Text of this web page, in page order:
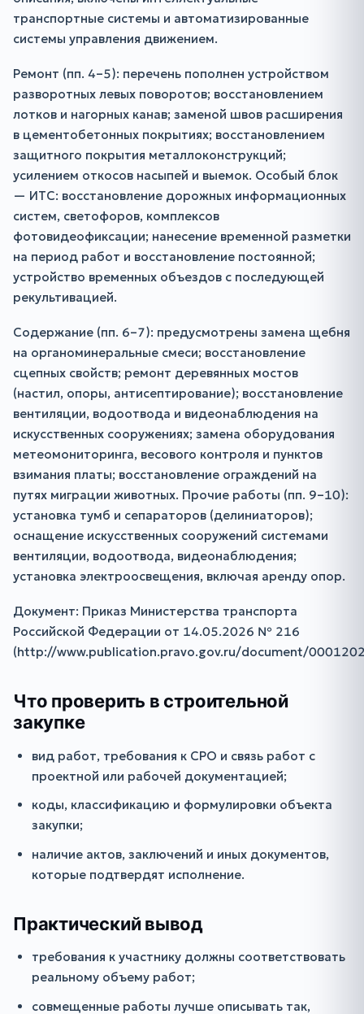
транспортные системы и автоматизированные
системы управления движением.
Ремонт (пп. 4–5): перечень пополнен устройством
разворотных левых поворотов; восстановлением
лотков и нагорных канав; заменой швов расширения
в цементобетонных покрытиях; восстановлением
защитного покрытия металлоконструкций;
усилением откосов насыпей и выемок. Особый блок
— ИТС: восстановление дорожных информационных
систем, светофоров, комплексов
фотовидеофиксации; нанесение временной разметки
на период работ и восстановление постоянной;
устройство временных объездов с последующей
рекультивацией.
Содержание (пп. 6–7): предусмотрены замена щебня
на органоминеральные смеси; восстановление
сцепных свойств; ремонт деревянных мостов
(настил, опоры, антисептирование); восстановление
вентиляции, водоотвода и видеонаблюдения на
искусственных сооружениях; замена оборудования
метеомониторинга, весового контроля и пунктов
взимания платы; восстановление ограждений на
путях миграции животных. Прочие работы (пп. 9–10):
установка тумб и сепараторов (делиниаторов);
оснащение искусственных сооружений системами
вентиляции, водоотвода, видеонаблюдения;
установка электроосвещения, включая аренду опор.
Документ: Приказ Министерства транспорта
Российской Федерации от 14.05.2026 № 216
(http://www.publication.pravo.gov.ru/document/
Что проверить в строительной
закупке
вид работ, требования к СРО и связь работ с
проектной или рабочей документацией;
коды, классификацию и формулировки объекта
закупки;
наличие актов, заключений и иных документов,
которые подтвердят исполнение.
Практический вывод
требования к участнику должны соответствовать
реальному объему работ;
совмещенные работы лучше описывать так,